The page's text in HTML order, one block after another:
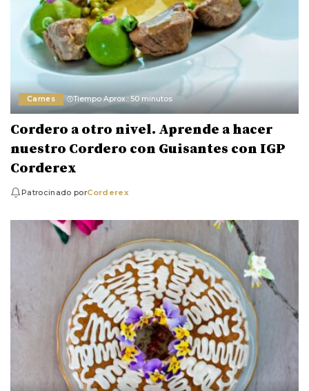
Carnes Tiempo Aprox.: 50 minutos
Cordero a otro nivel. Aprende a hacer
nuestro Cordero con Guisantes con IGP
Corderex
Patrocinado porCorderex